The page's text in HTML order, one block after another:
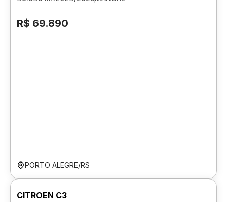
R$ 69.890
PORTO ALEGRE/RS
CITROEN C3